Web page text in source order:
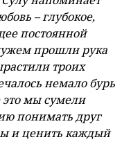
– глубокое,
постоянной
прошли рука
троих
немало бурь
это мы сумели
понимать друг
и ценить каждый